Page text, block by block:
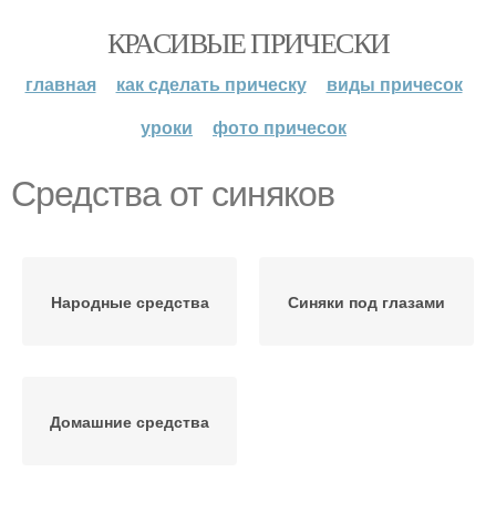
КРАСИВЫЕ ПРИЧЕСКИ
главная как сделать прическу
виды причесок
уроки
фото причесок
Средства от синяков
Народные средства Синяки под глазами
Домашние средства